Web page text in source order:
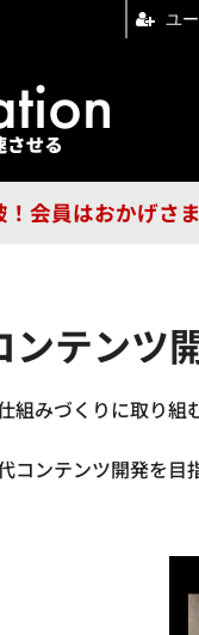
会員はおかげさ
ブランドチャ
フォーエ
テンツ
組みづくりに取り組
コンテンツ開発を目
ユ